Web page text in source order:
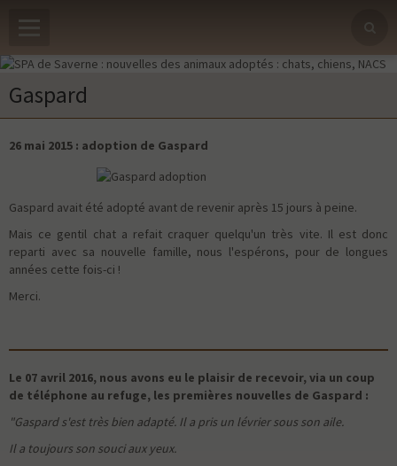
Gaspard
26 mai 2015 : adoption de Gaspard
Gaspard avait été adopté avant de revenir après 15 jours à peine.
Mais ce gentil chat a refait craquer quelqu'un très vite. Il est donc
reparti avec sa nouvelle famille, nous l'espérons, pour de longues
années cette fois-ci !
Merci.
Le 07 avril 2016, nous avons eu le plaisir de recevoir, via un coup
de téléphone au refuge, les premières nouvelles de Gaspard :
"Gaspard s'est très bien adapté. Il a pris un lévrier sous son aile.
Il a toujours son souci aux yeux.